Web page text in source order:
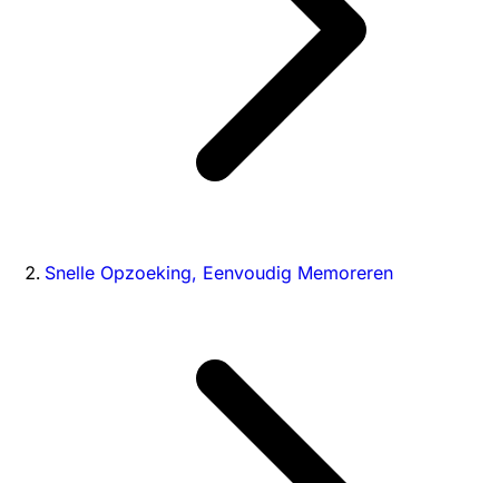
Snelle Opzoeking, Eenvoudig Memoreren